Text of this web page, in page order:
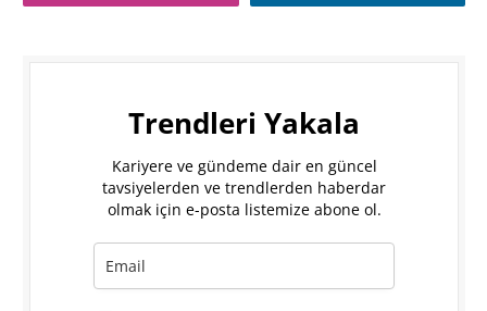
Trendleri Yakala
Kariyere ve gündeme dair en güncel
tavsiyelerden ve trendlerden haberdar
olmak için e-posta listemize abone ol.